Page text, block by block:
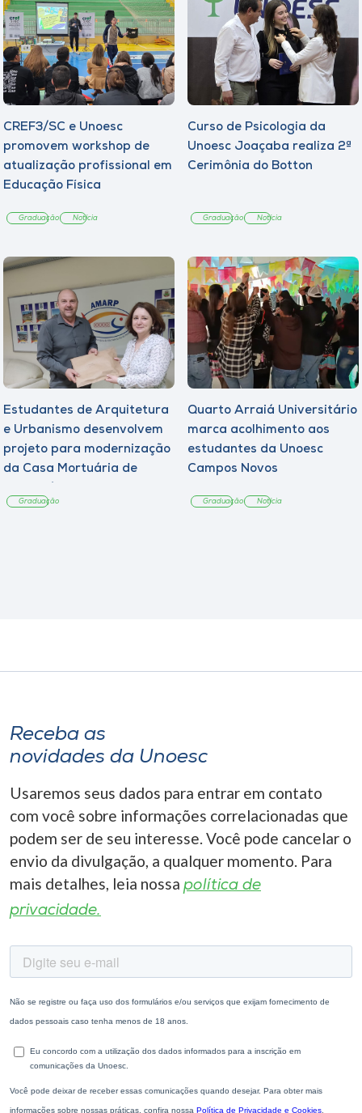
CREF3/SC e Unoesc
promovem workshop de
atualização profissional em
Educação Física
Graduação Notícia
Curso de Psicologia da
Unoesc Joaçaba realiza 2ª
Cerimônia do Botton
Graduação Notícia
Estudantes de Arquitetura
e Urbanismo desenvolvem
projeto para modernização
da Casa Mortuária de
Graduação
Quarto Arraiá Universitário
marca acolhimento aos
estudantes da Unoesc
Campos Novos
Graduação Notícia
Receba as
novidades da Unoesc
Usaremos seus dados para entrar em contato
com você sobre informações correlacionadas que
podem ser de seu interesse. Você pode cancelar o
envio da divulgação, a qualquer momento. Para
mais detalhes, leia nossa política de
privacidade.